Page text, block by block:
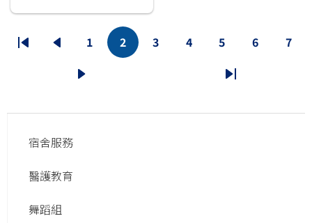
Pagination
First
Previous
page
頁
1
目
2
頁
3
頁
4
頁
面
5
頁
6
頁
7
下
Last
navigation
宿舍服務
醫護教育
舞蹈組